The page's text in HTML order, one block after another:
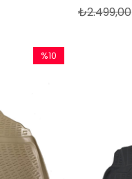
₺2.499,00
%10